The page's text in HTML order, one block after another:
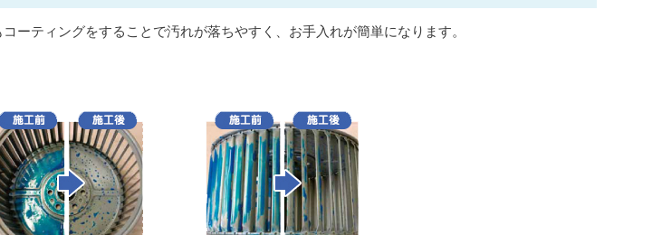
ーティングをすることで汚れが落ちやすく、お手入れが簡単になります。